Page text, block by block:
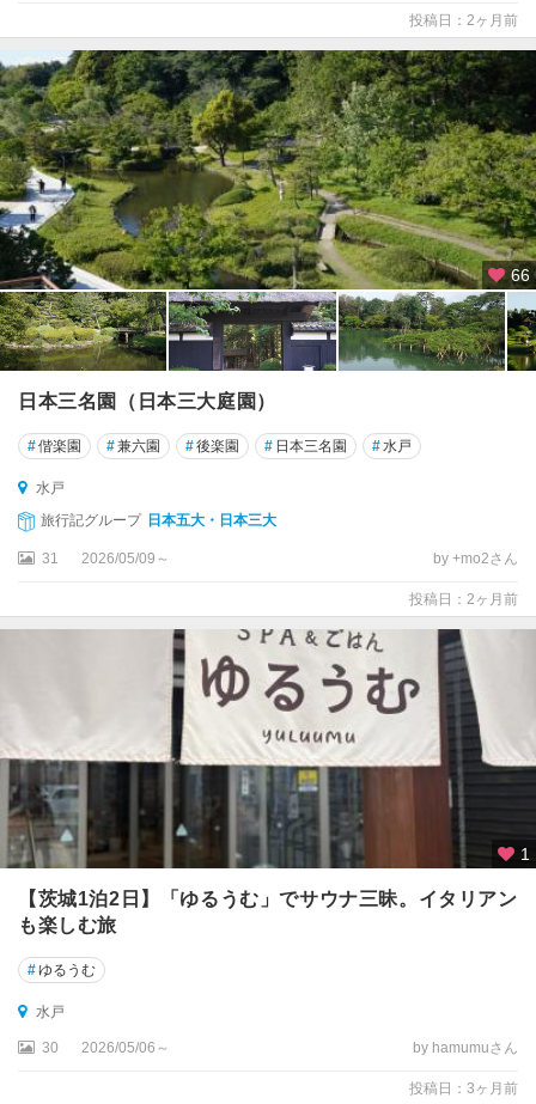
投稿日：2ヶ月前
66
日本三名園（日本三大庭園）
#偕楽園 #兼六園 #後楽園 # 日本三名園 #水戸
水戸
旅行記グループ 日本五大・日本三大
31 2026/05/09～ by +mo2さん
投稿日：2ヶ月前
1
【茨城1泊2日】「ゆるうむ」でサウナ三昧。イタリアン
も楽しむ旅
#ゆるうむ
水戸
30 2026/05/06～ by hamumuさん
投稿日：3ヶ月前